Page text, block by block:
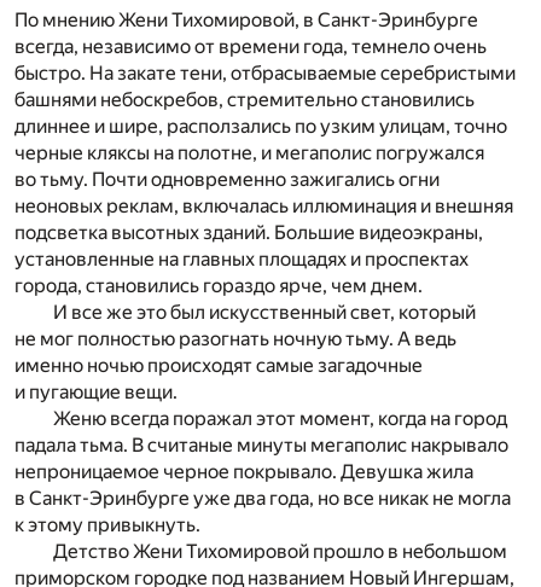
По мнению Жени Тихомировой, в Санкт-Эринбурге
всегда, независимо от времени года, темнело очень
быстро. На закате тени, отбрасываемые серебристыми
башнями небоскребов, стремительно становились
длиннее и шире, расползались по узким улицам, точно
черные кляксы на полотне, и мегаполис погружался
во тьму. Почти одновременно зажигались огни
неоновых реклам, включалась иллюминация и внешняя
подсветка высотных зданий. Большие видеоэкраны,
установленные на главных площадях и проспектах
города, становились гораздо ярче, чем днем.
И все же это был искусственный свет, который
не мог полностью разогнать ночную тьму. А ведь
именно ночью происходят самые загадочные
и пугающие вещи.
Женю всегда поражал этот момент, когда на город
падала тьма. В считаные минуты мегаполис накрывало
непроницаемое черное покрывало. Девушка жила
в Санкт-Эринбурге уже два года, но все никак не могла
к этому привыкнуть.
Детство Жени Тихомировой прошло в небольшом
приморском городке под названием Новый Ингершам,